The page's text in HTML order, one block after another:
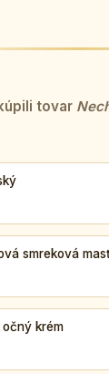
tovar
smreková
krém